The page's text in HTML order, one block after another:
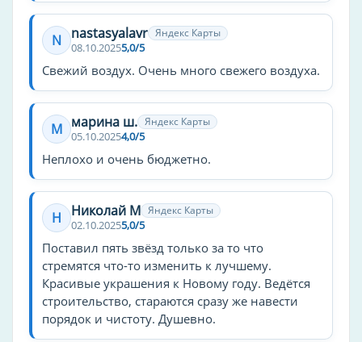
для детей
детское меню
Спорт
настольный теннис
бадминтон
йога
катание на лыжах
теннисный корт
волейбол
футбол
Способ оплаты
оплата картой
N nastasyalavr Яндекс Карты
08.10.20255,0/5
Свежий воздух. Очень много свежего воздуха.
М марина ш. Яндекс Карты
05.10.20254,0/5
Неплохо и очень бюджетно.
Н Николай М Яндекс Карты
02.10.20255,0/5
Поставил пять звёзд только за то что
стремятся что-то изменить к лучшему.
Красивые украшения к Новому году. Ведётся
строительство, стараются сразу же навести
порядок и чистоту. Душевно.